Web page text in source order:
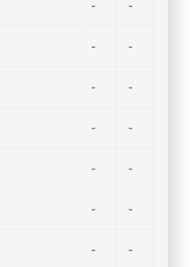
- -
- -
- -
- -
- -
- -
- -